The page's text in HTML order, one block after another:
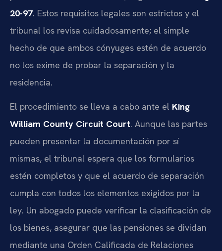
20-97. Estos requisitos legales son estrictos y el
tribunal los revisa cuidadosamente; el simple
hecho de que ambos cónyuges estén de acuerdo
no los exime de probar la separación y la
residencia.
El procedimiento se lleva a cabo ante el King
William County Circuit Court. Aunque las partes
pueden presentar la documentación por sí
mismas, el tribunal espera que los formularios
estén completos y que el acuerdo de separación
cumpla con todos los elementos exigidos por la
ley. Un abogado puede verificar la clasificación de
los bienes, asegurar que las pensiones se dividan
mediante una Orden Calificada de Relaciones